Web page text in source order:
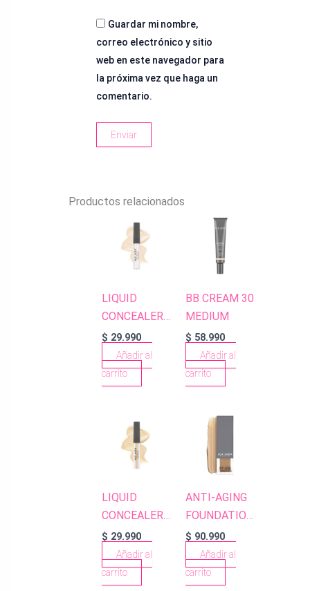
Guardar mi nombre,
correo electrónico y sitio
web en este navegador para
la próxima vez que haga un
comentario.
Productos relacionados
LIQUID
CONCEALER
102 ROSE
BEIGE
$ 29.990
Añadir al
carrito
BB CREAM 30
MEDIUM
$ 58.990
Añadir al
carrito
LIQUID
CONCEALER
107 WARM
DESERT
$ 29.990
Añadir al
carrito
ANTI-AGING
FOUNDATION
AF504
NATURAL
BEIGE
$ 90.990
Añadir al
carrito